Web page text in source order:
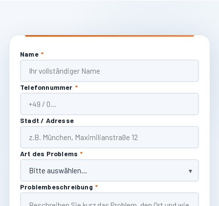
Name *
Telefonnummer *
Stadt / Adresse
Art des Problems *
Problembeschreibung *